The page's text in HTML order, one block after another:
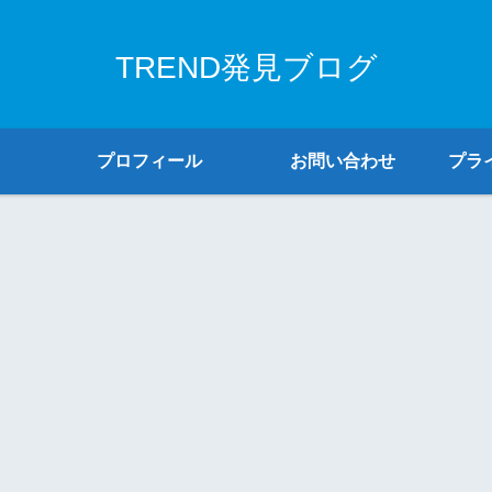
TREND発見ブログ
プロフィール お問い合わせ プラ